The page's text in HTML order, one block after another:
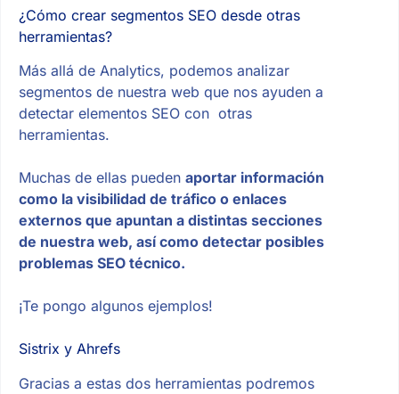
¿Cómo crear segmentos SEO desde otras
herramientas?
Más allá de Analytics, podemos analizar
segmentos de nuestra web que nos ayuden a
detectar elementos SEO con otras
herramientas.
Muchas de ellas pueden aportar información
como la visibilidad de tráfico o enlaces
externos que apuntan a distintas secciones
de nuestra web, así como detectar posibles
problemas SEO técnico.
¡Te pongo algunos ejemplos!
Sistrix y Ahrefs
Gracias a estas dos herramientas podremos